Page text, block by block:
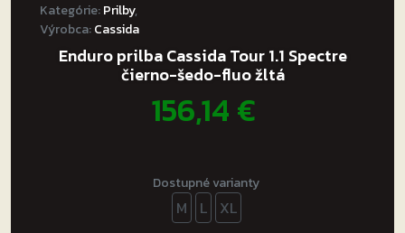
Kategórie:Prilby,
Výrobca:Cassida
Enduro prilba Cassida Tour 1.1 Spectre
čierno-šedo-fluo žltá
156,14€
Dostupné varianty
M L XL